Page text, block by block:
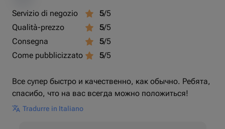
Servizio di negozio 5/5
Qualità-prezzo
5/5
Consegna
5/5
Come pubblicizzato
5/5
Все супер быстро и качественно, как обычно. Ребята,
спасибо, что на вас всегда можно положиться!
Tradurre in Italiano